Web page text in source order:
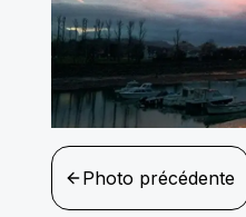
Photo précédente